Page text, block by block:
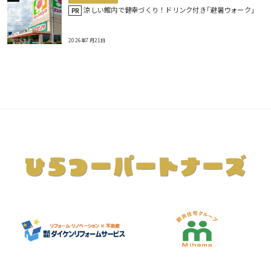
PR 涼しい館内で健幸づくり！ドリンク付き｢避暑ウォーク｣
2026年7月21日